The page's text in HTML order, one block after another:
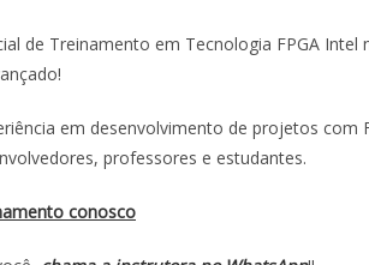
de Treinamento em Tecnologia FPGA Intel
em desenvolvimento de projetos com
professores e estudantes.
conosco